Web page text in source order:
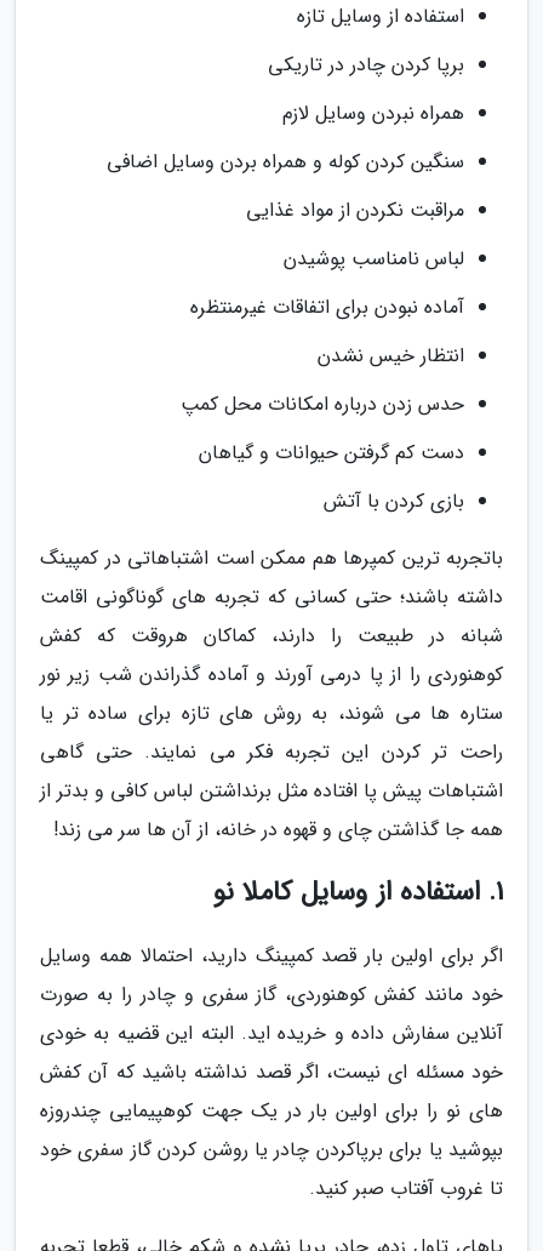
استفاده از وسایل تازه
برپا کردن چادر در تاریکی
همراه نبردن وسایل لازم
سنگین کردن کوله و همراه بردن وسایل اضافی
مراقبت نکردن از مواد غذایی
لباس نامناسب پوشیدن
آماده نبودن برای اتفاقات غیرمنتظره
انتظار خیس نشدن
حدس زدن درباره امکانات محل کمپ
دست کم گرفتن حیوانات و گیاهان
بازی کردن با آتش
باتجربه ترین کمپرها هم ممکن است اشتباهاتی در کمپینگ
داشته باشند؛ حتی کسانی که تجربه های گوناگونی اقامت
شبانه در طبیعت را دارند، کماکان هروقت که کفش
کوهنوردی را از پا درمی آورند و آماده گذراندن شب زیر نور
ستاره ها می شوند، به روش های تازه برای ساده تر یا
راحت تر کردن این تجربه فکر می نمایند. حتی گاهی
اشتباهات پیش پا افتاده مثل برنداشتن لباس کافی و بدتر از
همه جا گذاشتن چای و قهوه در خانه، از آن ها سر می زند!
1. استفاده از وسایل کاملا نو
اگر برای اولین بار قصد کمپینگ دارید، احتمالا همه وسایل
خود مانند کفش کوهنوردی، گاز سفری و چادر را به صورت
آنلاین سفارش داده و خریده اید. البته این قضیه به خودی
خود مسئله ای نیست، اگر قصد نداشته باشید که آن کفش
های نو را برای اولین بار در یک جهت کوهپیمایی چندروزه
بپوشید یا برای برپاکردن چادر یا روشن کردن گاز سفری خود
تا غروب آفتاب صبر کنید.